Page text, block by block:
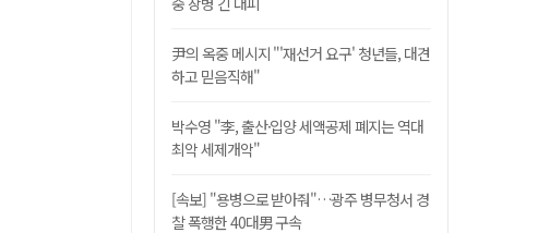
尹의 옥중 메시지 "'재선거 요구' 청년들, 대견
하고 믿음직해"
박수영 "李, 출산·입양 세액공제 폐지는 역대
최악 세제개악"
[속보] "용병으로 받아줘"…광주 병무청서 경
찰 폭행한 40대男 구속